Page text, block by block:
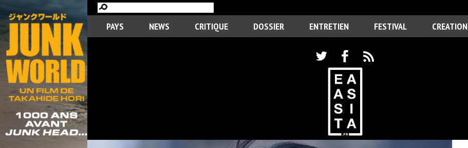
PAYS NEWS CRITIQUE DOSSIER ENTRETIEN FESTIVAL CREATION